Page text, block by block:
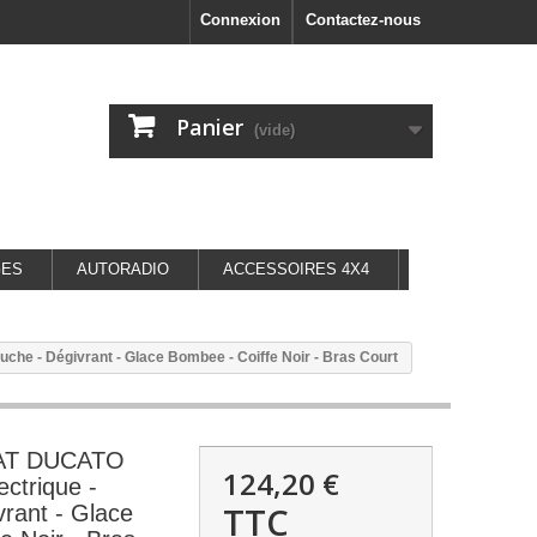
Contactez-nous
Connexion
Panier (vide)
AUTORADIO ACCESSOIRES 4X4
- Dégivrant - Glace Bombee - Coiffe Noir - Bras Court
DUCATO
-
- Glace
124,20 €
TTC